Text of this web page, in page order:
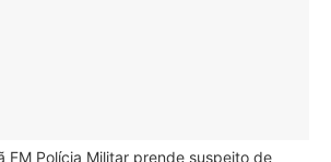
FM Polícia Militar prende suspeito de